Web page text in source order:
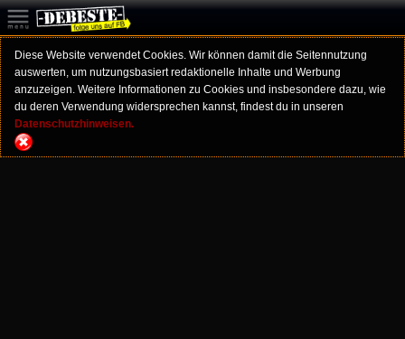
Diese Website verwendet Cookies. Wir können damit die Seitennutzung
auswerten, um nutzungsbasiert redaktionelle Inhalte und Werbung
anzuzeigen. Weitere Informationen zu Cookies und insbesondere dazu, wie
du deren Verwendung widersprechen kannst, findest du in unseren
Datenschutzhinweisen.